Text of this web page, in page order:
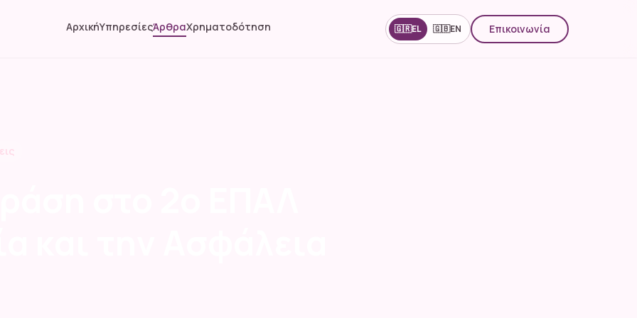
ΑρχικήΥπηρεσίεςΆρθραΧρηματοδότηση 🇬🇷EL 🇬🇧EN Επικοινωνία